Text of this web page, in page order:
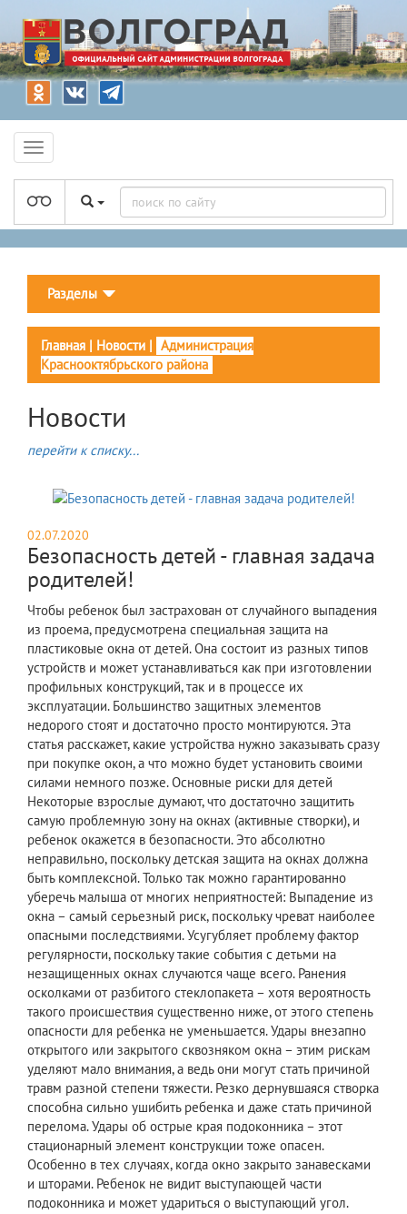
Разделы
Главная | Новости | Администрация
Краснооктябрьского района
Новости
перейти к списку...
02.07.2020
Безопасность детей - главная задача
родителей!
Чтобы ребенок был застрахован от случайного выпадения
из проема, предусмотрена специальная защита на
пластиковые окна от детей. Она состоит из разных типов
устройств и может устанавливаться как при изготовлении
профильных конструкций, так и в процессе их
эксплуатации. Большинство защитных элементов
недорого стоят и достаточно просто монтируются. Эта
статья расскажет, какие устройства нужно заказывать сразу
при покупке окон, а что можно будет установить своими
силами немного позже. Основные риски для детей
Некоторые взрослые думают, что достаточно защитить
самую проблемную зону на окнах (активные створки), и
ребенок окажется в безопасности. Это абсолютно
неправильно, поскольку детская защита на окнах должна
быть комплексной. Только так можно гарантированно
уберечь малыша от многих неприятностей: Выпадение из
окна – самый серьезный риск, поскольку чреват наиболее
опасными последствиями. Усугубляет проблему фактор
регулярности, поскольку такие события с детьми на
незащищенных окнах случаются чаще всего. Ранения
осколками от разбитого стеклопакета – хотя вероятность
такого происшествия существенно ниже, от этого степень
опасности для ребенка не уменьшается. Удары внезапно
открытого или закрытого сквозняком окна – этим рискам
уделяют мало внимания, а ведь они могут стать причиной
травм разной степени тяжести. Резко дернувшаяся створка
способна сильно ушибить ребенка и даже стать причиной
перелома. Удары об острые края подоконника – этот
стационарный элемент конструкции тоже опасен.
Особенно в тех случаях, когда окно закрыто занавесками
и шторами. Ребенок не видит выступающей части
подоконника и может удариться о выступающий угол.